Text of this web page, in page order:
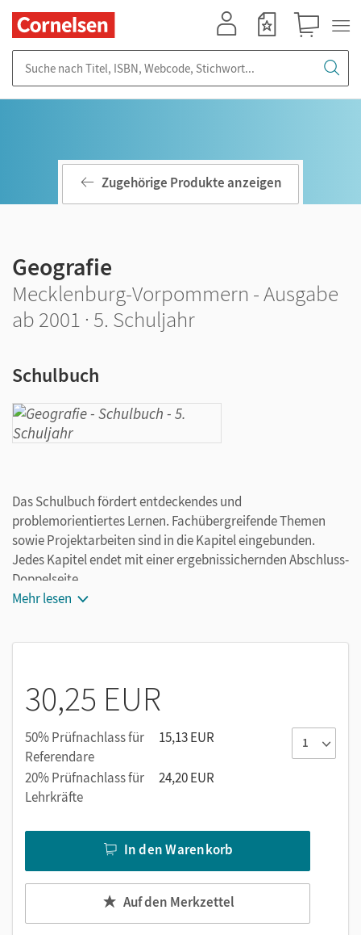
Zugehörige Produkte anzeigen
Geografie
Mecklenburg-Vorpommern - Ausgabe
ab 2001 · 5. Schuljahr
Schulbuch
Das Schulbuch fördert entdeckendes und
problemorientiertes Lernen. Fachübergreifende Themen
sowie Projektarbeiten sind in die Kapitel eingebunden.
Jedes Kapitel endet mit einer ergebnissichernden Abschluss-
Doppelseite.
Das Schlag-nach-Kapitel ist ein Kompendium zu den
Methodenschulung in den Unterricht einbeziehen können.
Mehr lesen
30,25 EUR
50% Prüfnachlass für
Referendare
15,13 EUR
20% Prüfnachlass für
Lehrkräfte
24,20 EUR
In den Warenkorb
Auf den Merkzettel